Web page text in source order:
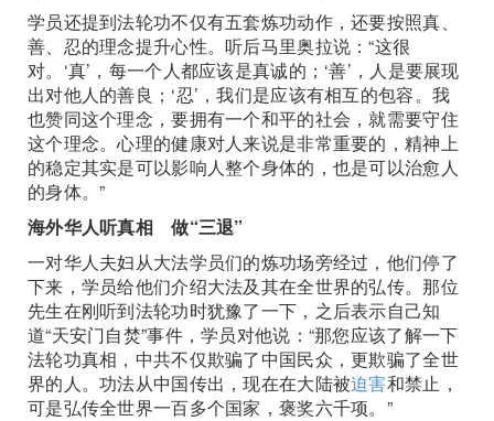
学员还提到法轮功不仅有五套炼功动作，还要按照真、
善、忍的理念提升心性。听后马里奥拉说：“这很
对。‘真’，每一个人都应该是真诚的；‘善’，人是要展现
出对他人的善良；‘忍’，我们是应该有相互的包容。我
也赞同这个理念，要拥有一个和平的社会，就需要守住
这个理念。心理的健康对人来说是非常重要的，精神上
的稳定其实是可以影响人整个身体的，也是可以治愈人
的身体。”
海外华人听真相 做“三退”
一对华人夫妇从大法学员们的炼功场旁经过，他们停了
下来，学员给他们介绍大法及其在全世界的弘传。那位
先生在刚听到法轮功时犹豫了一下，之后表示自己知
道“天安门自焚”事件，学员对他说：“那您应该了解一下
法轮功真相，中共不仅欺骗了中国民众，更欺骗了全世
界的人。功法从中国传出，现在在大陆被迫害和禁止，
可是弘传全世界一百多个国家，褒奖六千项。”